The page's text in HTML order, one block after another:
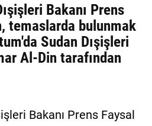
Bakanı Prens
temaslarda bulunmak
Sudan Dışişleri
Al-Din tarafından
Bakanı Prens Faysal